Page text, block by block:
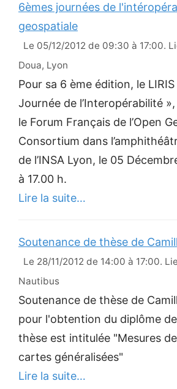
6èmes journées de
geospatiale
Le 05/12/2012 de 09:30 à 17:00.
Doua, Lyon
Pour sa 6 ème édition, le
Journée de l’Interopérabilité
le Forum Français de l’Open
Consortium dans
de l’INSA Lyon, le 05
à 17.00 h.
Lire la suite…
Soutenance de thèse de
Le 28/11/2012 de 14:00 à 17:00.
Nautibus
Soutenance de thèse de
pour l'obtention du diplôme
thèse est intitulée "Mesures
cartes généralisées"
Lire la suite…